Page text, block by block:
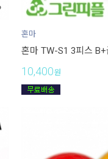
혼마
혼마 TW-S1 3피스 B+
10,400원